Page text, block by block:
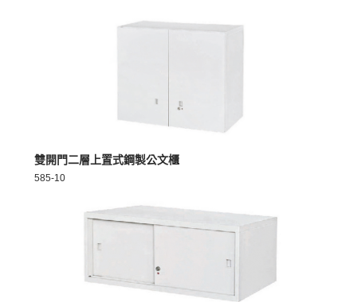
MORE >
雙開門二層上置式鋼製公文櫃
585-10